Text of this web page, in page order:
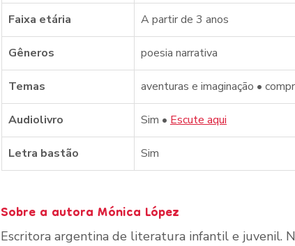
Faixa etária A partir de 3 anos
Gêneros poesia narrativa
Temas aventuras e imaginação •
Audiolivro Sim • Escute aqui
Letra bastão Sim
Sobre a autora Mónica López
Escritora argentina de literatura infantil e juvenil.